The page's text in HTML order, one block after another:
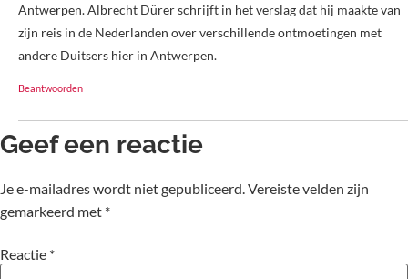
Antwerpen. Albrecht Dürer schrijft in het verslag dat hij maakte van
zijn reis in de Nederlanden over verschillende ontmoetingen met
andere Duitsers hier in Antwerpen.
Beantwoorden
Geef een reactie
Je e-mailadres wordt niet gepubliceerd. Vereiste velden zijn
gemarkeerd met *
Reactie *